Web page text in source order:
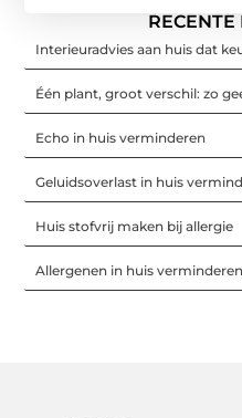
RECENTE
Interieuradvies aan huis dat
Één plant, groot verschil: zo
Echo in huis verminderen
Geluidsoverlast in huis
Huis stofvrij maken bij allergie
Allergenen in huis verminderen